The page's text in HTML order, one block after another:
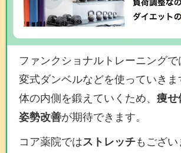
ファンクショナルトレーニング
変式ダンベルなどを使っていきま
体の内側を鍛えていくため、 痩せ
姿勢改善が期待できます。
コア薬院ではストレッチもござい